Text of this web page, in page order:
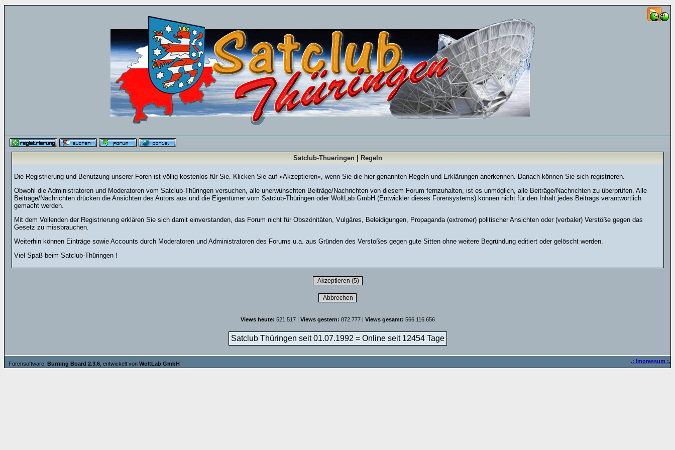
Satclub-Thueringen | Regeln
Die Registrierung und Benutzung unserer Foren ist völlig kostenlos für Sie. Klicken Sie auf »Akzeptieren«, wenn Sie die hier genannten Regeln und Erklärungen anerkennen. Danach können Sie sich registrieren.
Obwohl die Administratoren und Moderatoren vom Satclub-Thüringen versuchen, alle unerwünschten Beiträge/Nachrichten von diesem Forum fernzuhalten, ist es unmöglich, alle Beiträge/Nachrichten zu überprüfen. Alle
Beiträge/Nachrichten drücken die Ansichten des Autors aus und die Eigentümer vom Satclub-Thüringen oder WoltLab GmbH (Entwickler dieses Forensystems) können nicht für den Inhalt jedes Beitrags verantwortlich
gemacht werden.
Mit dem Vollenden der Registrierung erklären Sie sich damit einverstanden, das Forum nicht für Obszönitäten, Vulgäres, Beleidigungen, Propaganda (extremer) politischer Ansichten oder (verbaler) Verstöße gegen das
Gesetz zu missbrauchen.
Weiterhin können Einträge sowie Accounts durch Moderatoren und Administratoren des Forums u.a. aus Gründen des Verstoßes gegen gute Sitten ohne weitere Begründung editiert oder gelöscht werden.
Viel Spaß beim Satclub-Thüringen !
Views heute: 521.517 | Views gestern: 872.777 | Views gesamt: 566.116.656
Satclub Thüringen seit 01.07.1992 = Online seit 12454 Tage
Forensoftware: Burning Board 2.3.6 , entwickelt von WoltLab GmbH .: Impressum :.